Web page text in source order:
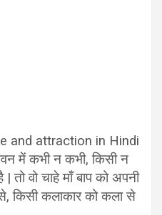
and attraction in Hindi
में कभी न कभी, किसी न
| तो वो चाहे माँ बाप को अपनी
से, किसी कलाकार को कला से